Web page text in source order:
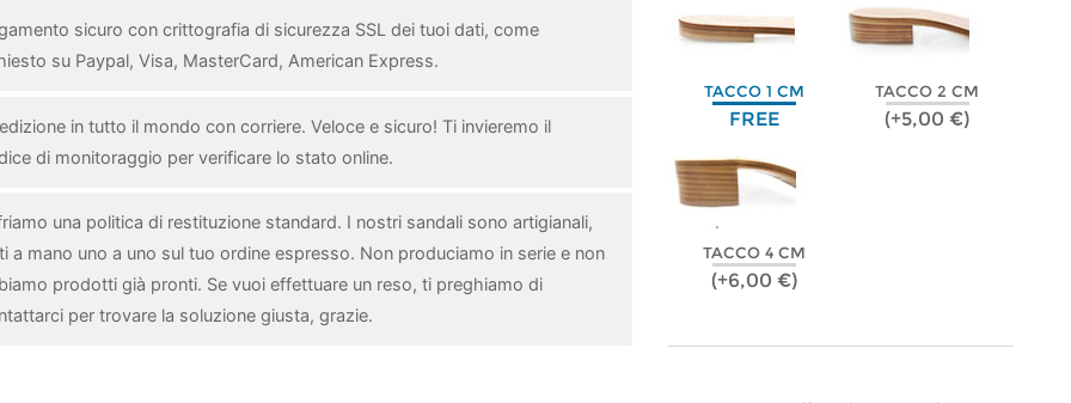
sicuro con crittografia di sicurezza SSL dei tuoi dati, come
su Paypal, Visa, MasterCard, American Express.
in tutto il mondo con corriere. Veloce e sicuro! Ti invieremo il
di monitoraggio per verificare lo stato online.
una politica di restituzione standard. I nostri sandali sono artigianali,
a mano uno a uno sul tuo ordine espresso. Non produciamo in serie e non
prodotti già pronti. Se vuoi effettuare un reso, ti preghiamo di
per trovare la soluzione giusta, grazie.
TACCO 1 CM
FREE
TACCO 2 CM
(+5,00 €)
TACCO 4 CM
(+6,00 €)